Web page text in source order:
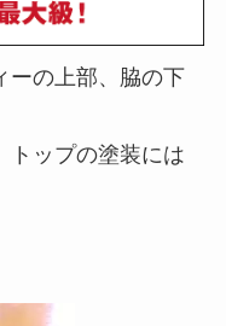
ーの上部、脇の下
トップの塗装には